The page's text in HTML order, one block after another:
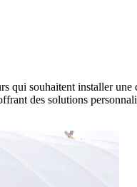
qui souhaitent installer une
des solutions